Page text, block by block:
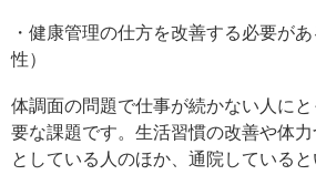
・健康管理の仕方を改善する必要が
性）
体調面の問題で仕事が続かない人に
要な課題です。生活習慣の改善や体
としている人のほか、通院していると